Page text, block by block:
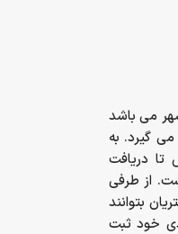
می باشد
گیرد. به